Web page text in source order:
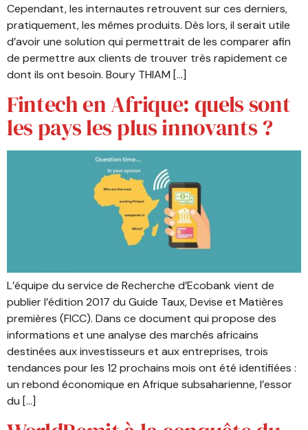
Cependant, les internautes retrouvent sur ces derniers,
pratiquement, les mêmes produits. Dès lors, il serait utile
d’avoir une solution qui permettrait de les comparer afin
de permettre aux clients de trouver très rapidement ce
dont ils ont besoin. Boury THIAM […]
Fintech en Afrique: quels sont
les pays les plus innovants ?
L’équipe du service de Recherche d’Ecobank vient de
publier l’édition 2017 du Guide Taux, Devise et Matières
premières (FICC). Dans ce document qui propose des
informations et une analyse des marchés africains
destinées aux investisseurs et aux entreprises, trois
tendances pour les 12 prochains mois ont été identifiées :
un rebond économique en Afrique subsaharienne, l’essor
du […]